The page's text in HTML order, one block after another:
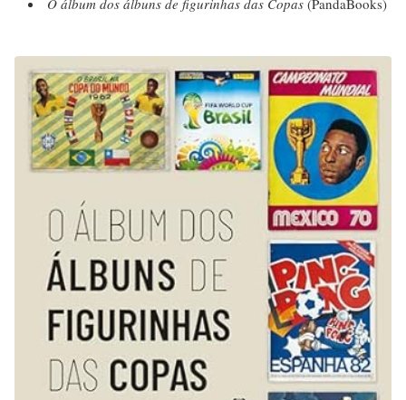
O álbum dos álbuns de figurinhas das Copas (PandaBooks)